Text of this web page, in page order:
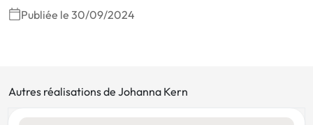
Publiée le 30/09/2024
Autres réalisations de Johanna Kern